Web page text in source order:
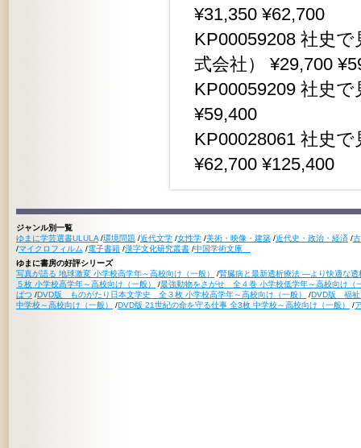
¥31,350 ¥62,700
KP00059208 社史
式会社） ¥29,700
KP00059209 社史
¥59,400
KP00028061 社史
¥62,700 ¥125,400
ジャンル別一覧
ゆまに学芸選書ULULA /環境問題 /近代文学 /女性学 /美術・映像・建築 /近代史・政治・経済 /
/マイクロフィルム /電子書籍 /漢字文化研究叢書 /中国学術文庫
ゆまに書房の好評シリーズ
写真が語る 地球激変 小学校高学年～高校向け（一般）
/腎臓病と最新透析療法 ―より快適な
５枚 小学校高学年～高校向け（一般）
/最強動物をさがせ 全４巻 小学校低学年～高校向け（
ばつ /DVD版 ものがたり日本文学史 全３枚 小学校高学年～高校向け（一般） /DVD版 福祉
中学校～高校向け（一般）
/DVD版 21世紀の命を守る仕事 全3枚 中学校～高校向け（一般） /